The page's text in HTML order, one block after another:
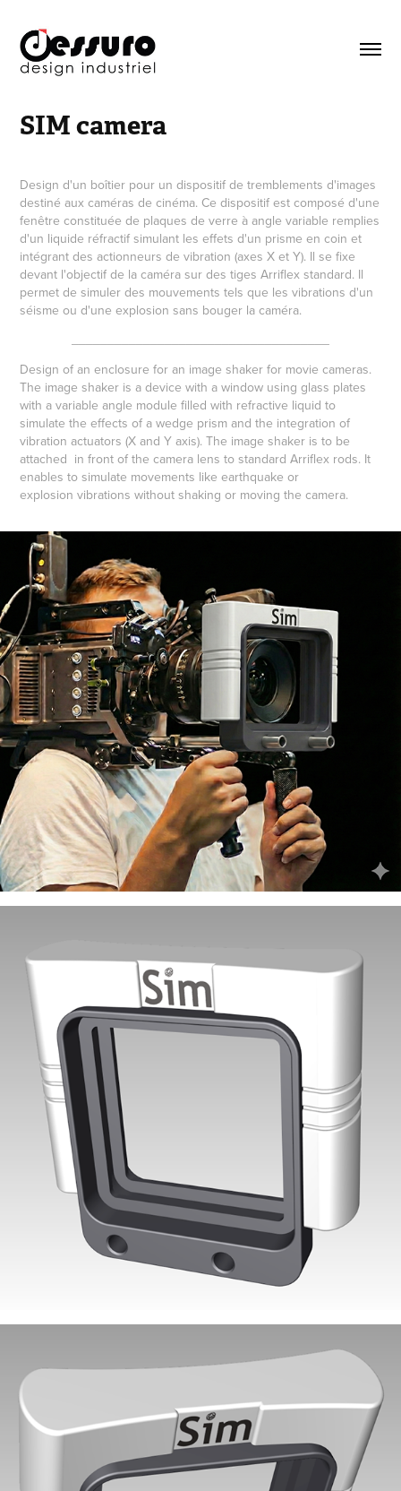
SIM camera
Design d'un boîtier pour un dispositif de tremblements d'images
destiné aux caméras de cinéma. Ce dispositif est composé d'une
fenêtre constituée de plaques de verre à angle variable remplies
d'un liquide réfractif simulant les effets d'un prisme en coin et
intégrant des actionneurs de vibration (axes X et Y). Il se fixe
devant l'objectif de la caméra sur des tiges Arriflex standard. Il
permet de simuler des mouvements tels que les vibrations d'un
séisme ou d'une explosion sans bouger la caméra.
Design of an enclosure for an image shaker for movie cameras.
The image shaker is a device with a window using glass plates
with a variable angle module filled with refractive liquid to
simulate the effects of a wedge prism and the integration of
vibration actuators (X and Y axis). The image shaker is to be
attached in front of the camera lens to standard Arriflex rods. It
enables to simulate movements like earthquake or
explosion vibrations without shaking or moving the camera.